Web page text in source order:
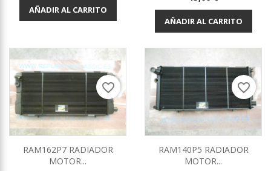
AÑADIR AL CARRITO
AÑADIR AL CARRITO
RAM162P7 RADIADOR
MOTOR...
favorite_border
RAM140P5 RADIADOR
MOTOR...
favorite_border